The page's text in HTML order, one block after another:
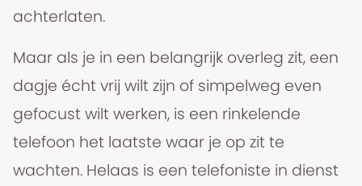
achterlaten.
Maar als je in een belangrijk overleg zit, een
dagje écht vrij wilt zijn of simpelweg even
gefocust wilt werken, is een rinkelende
telefoon het laatste waar je op zit te
wachten. Helaas is een telefoniste in dienst